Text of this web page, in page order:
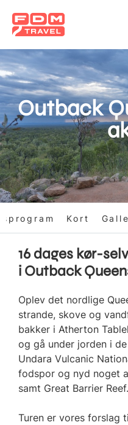
til
hovedindhold
Outback
Kort
16 dages kør-
i Outback
Oplev det nordlige
strande, skove og
bakker i Atherton
og gå under jorden i
Undara Vulcanic
fodspor og nyd noget
samt Great Barrier Reef.
Turen er vores forslag